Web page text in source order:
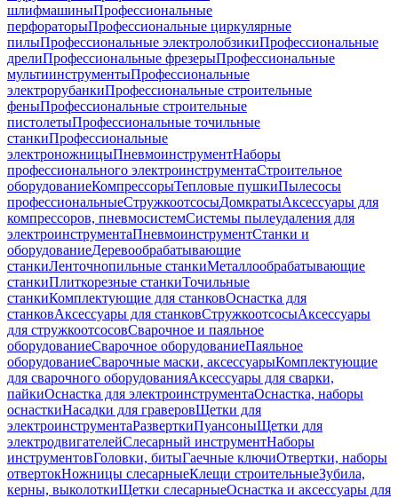
шлифмашиныПрофессиональные
перфораторыПрофессиональные циркулярные
пилыПрофессиональные электролобзикиПрофессиональные
дрелиПрофессиональные фрезерыПрофессиональные
мультиинструментыПрофессиональные
электрорубанкиПрофессиональные строительные
феныПрофессиональные строительные
пистолетыПрофессиональные точильные
станкиПрофессиональные
электроножницыПневмоинструментНаборы
профессионального электроинструментаСтроительное
оборудованиеКомпрессорыТепловые пушкиПылесосы
профессиональныеСтружкоотсосыДомкратыАксессуары для
компрессоров, пневмосистемСистемы пылеудаления для
электроинструментаПневмоинструментСтанки и
оборудованиеДеревообрабатывающие
станкиЛенточнопильные станкиМеталлообрабатывающие
станкиПлиткорезные станкиТочильные
станкиКомплектующие для станковОснастка для
станковАксессуары для станковСтружкоотсосыАксессуары
для стружкоотсосовСварочное и паяльное
оборудованиеСварочное оборудованиеПаяльное
оборудованиеСварочные маски, аксессуарыКомплектующие
для сварочного оборудованияАксессуары для сварки,
пайкиОснастка для электроинструментаОснастка, наборы
оснасткиНасадки для граверовЩетки для
электроинструментаРазверткиПуансоныЩетки для
электродвигателейСлесарный инструментНаборы
инструментовГоловки, битыГаечные ключиОтвертки, наборы
отвертокНожницы слесарныеКлещи строительныеЗубила,
керны, выколоткиЩетки слесарныеОснастка и аксессуары для